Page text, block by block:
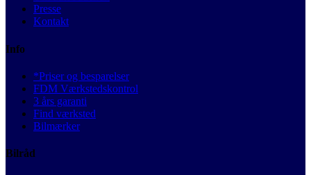
Presse
Kontakt
Info
*Priser og besparelser
FDM Værkstedskontrol
3 års garanti
Find værksted
Bilmærker
Bilråd